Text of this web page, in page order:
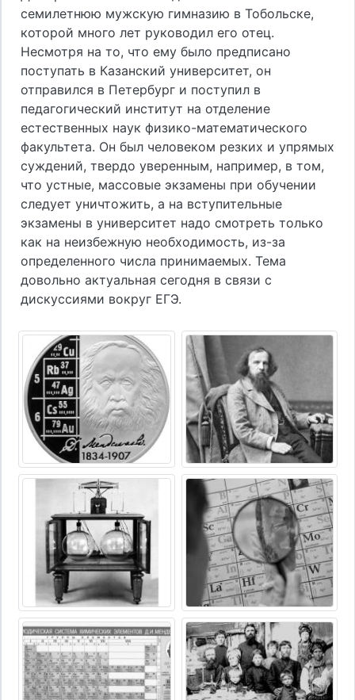
семилетнюю мужскую гимназию в Тобольске,
которой много лет руководил его отец.
Несмотря на то, что ему было предписано
поступать в Казанский университет, он
отправился в Петербург и поступил в
педагогический институт на отделение
естественных наук физико-математического
факультета. Он был человеком резких и упрямых
суждений, твердо уверенным, например, в том,
что устные, массовые экзамены при обучении
следует уничтожить, а на вступительные
экзамены в университет надо смотреть только
как на неизбежную необходимость, из-за
определенного числа принимаемых. Тема
довольно актуальная сегодня в связи с
дискуссиями вокруг ЕГЭ.